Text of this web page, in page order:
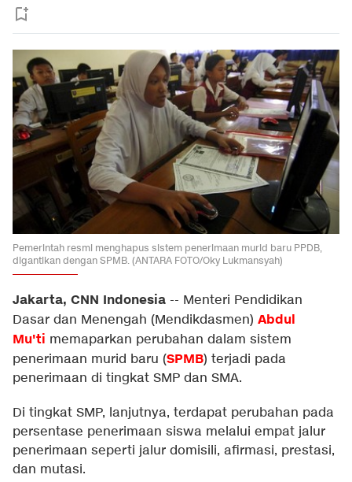
Pemerintah resmi menghapus sistem penerimaan murid baru PPDB,
digantikan dengan SPMB. (ANTARA FOTO/Oky Lukmansyah)
Jakarta, CNN Indonesia -- Menteri Pendidikan
Dasar dan Menengah (Mendikdasmen) Abdul
Mu'ti memaparkan perubahan dalam sistem
penerimaan murid baru (SPMB) terjadi pada
penerimaan di tingkat SMP dan SMA.
Di tingkat SMP, lanjutnya, terdapat perubahan pada
persentase penerimaan siswa melalui empat jalur
penerimaan seperti jalur domisili, afirmasi, prestasi,
dan mutasi.